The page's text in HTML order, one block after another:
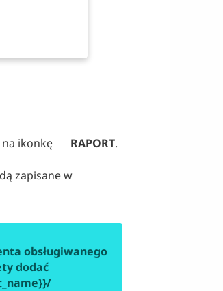
ikonkę RAPORT.
zapisane w
obsługiwanego
dodać